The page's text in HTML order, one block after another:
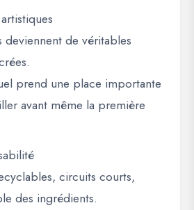
deviennent de véritables
prend une place importante
avant même la première
circuits courts,
des ingrédients.